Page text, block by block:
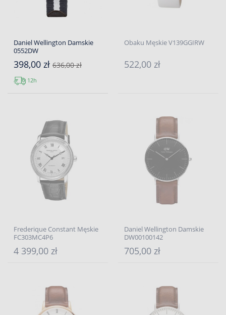
Daniel Wellington Damskie
0552DW
398,00 zł 636,00 zł
12h
Obaku Męskie V139GGIRW
522,00 zł
Frederique Constant Męskie
FC303MC4P6
4 399,00 zł
Daniel Wellington Damskie
DW00100142
705,00 zł